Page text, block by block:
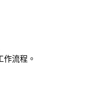
流程。